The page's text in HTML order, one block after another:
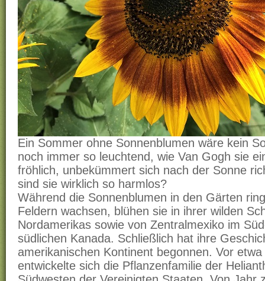
Ein Sommer ohne Sonnenblumen wäre kein
noch immer so leuchtend, wie Van Gogh sie
fröhlich, unbekümmert sich nach der Sonne
sind sie wirklich so harmlos?
Während die Sonnenblumen in den Gärten
Feldern wachsen, blühen sie in ihrer wilden
Nordamerikas sowie von Zentralmexiko im
südlichen Kanada. Schließlich hat ihre
amerikanischen Kontinent begonnen. Vor
entwickelte sich die Pflanzenfamilie der